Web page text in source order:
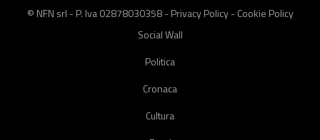
© NFN srl - P. Iva 02878030358 -Privacy Policy-Cookie Policy
Social Wall
Politica
Cronaca
Cultura